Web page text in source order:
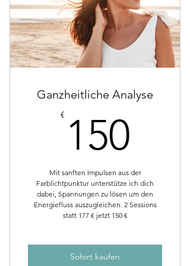
Ganzheitliche Analyse
€ 150
Mit sanften Impulsen aus der
Farblichtpunktur unterstütze ich dich
dabei, Spannungen zu lösen um den
Energiefluss auszugleichen. 2 Sessions
statt 177 € jetzt 150 €
Sofort kaufen